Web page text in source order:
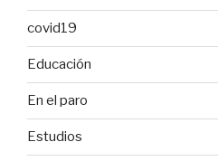
covid19
Educación
En el paro
Estudios